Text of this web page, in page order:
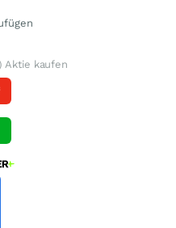
Aktie kaufen